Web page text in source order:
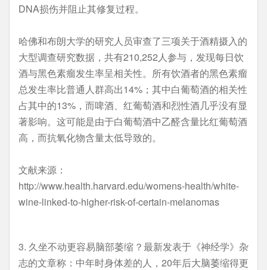
DNA损伤并阻止其修复过程。
哈佛和布朗大学的研究人员审查了三项关于酒精摄入的
大型调查研究数据，共有210,252人参与，发现每日饮
酒与黑色素瘤发生率呈相关性。所有饮酒者的黑色素瘤
总发生率比普通人群高出14%；其中白葡萄酒的相关性
占其中的13%，而啤酒、红葡萄酒和烈性酒几乎没有显
著影响。这可能是由于白葡萄酒中乙醛含量比红葡萄酒
高，而抗氧化物含量太低导致的。
文献来源：
http://www.health.harvard.edu/womens-health/white-
wine-linked-to-higher-risk-of-certain-melanomas
3. 久坐不动更容易脑部萎缩？最新发表于《神经学》杂
志的文章称：中年时身体差的人，20年后大脑萎缩得更